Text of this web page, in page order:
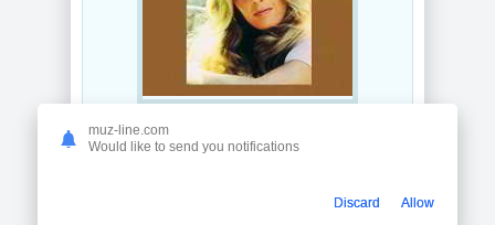
Битрейт аудио: 320 Kbps
muz-line.com
Would like to send you notifications
Discard Allow